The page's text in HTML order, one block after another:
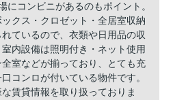
にコンビニがあるのもポイント。
クス・クロゼット・全居室収納
ているので、衣類や日用品の収
内設備は照明付き・ネット使用
室などが揃っており、とても充
コンロが付いている物件です。
賃貸情報を取り扱っておりま